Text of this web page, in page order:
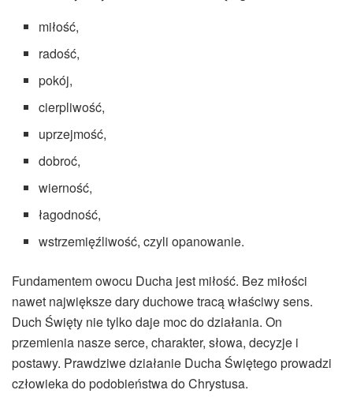
miłość,
radość,
pokój,
cierpliwość,
uprzejmość,
dobroć,
wierność,
łagodność,
wstrzemięźliwość, czyli opanowanie.
Fundamentem owocu Ducha jest miłość. Bez miłości
nawet największe dary duchowe tracą właściwy sens.
Duch Święty nie tylko daje moc do działania. On
przemienia nasze serce, charakter, słowa, decyzje i
postawy. Prawdziwe działanie Ducha Świętego prowadzi
człowieka do podobieństwa do Chrystusa.